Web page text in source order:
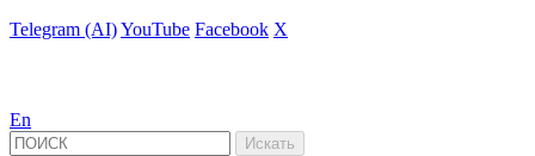
Telegram (AI)YouTube Facebook X
En